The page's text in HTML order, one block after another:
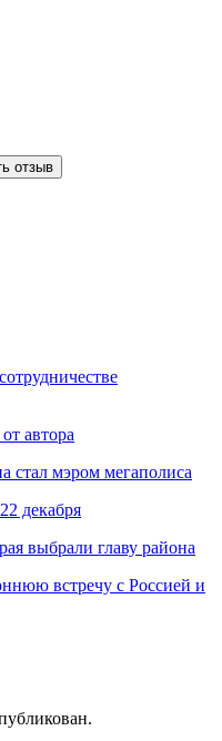
отзыв
автора
стал мэром мегаполиса
декабря
выбрали главу района
встречу с Россией и